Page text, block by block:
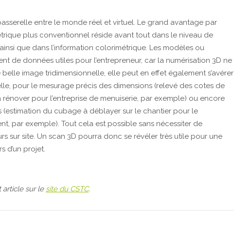
entre le monde réel et virtuel. Le grand avantage par
plus conventionnel réside avant tout dans le niveau de
que dans l’information colorimétrique. Les modèles ou
de données utiles pour l’entrepreneur, car la numérisation 3D ne
image tridimensionnelle, elle peut en effet également s’avérer
pour le mesurage précis des dimensions (relevé des cotes de
pour l’entreprise de menuiserie, par exemple) ou encore
du cubage à déblayer sur le chantier pour le
par exemple). Tout cela est possible sans nécessiter de
sur site. Un scan 3D pourra donc se révéler très utile pour une
d’un projet.
article sur le site du CSTC.